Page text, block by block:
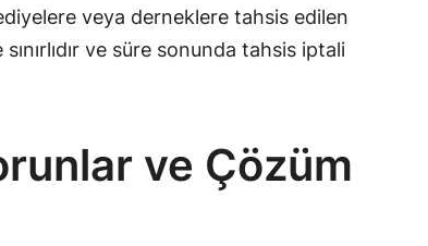
veya derneklere tahsis edilen
ve süre sonunda tahsis iptali
ve Çözüm